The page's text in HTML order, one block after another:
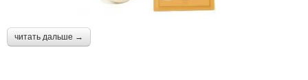
читать дальше →